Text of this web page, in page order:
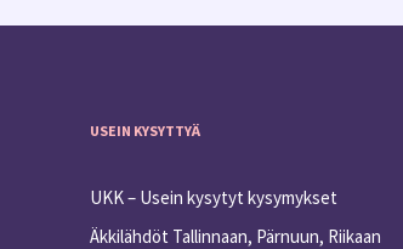
USEIN KYSYTTYÄ
UKK – Usein kysytyt kysymykset
Äkkilähdöt Tallinnaan, Pärnuun, Riikaan